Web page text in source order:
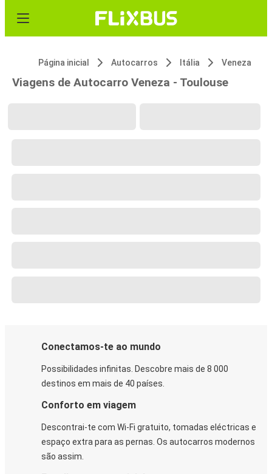
Página inicial Autocarros Itália Veneza
Viagens de Autocarro Veneza - Toulouse
Conectamos-te ao mundo
Possibilidades infinitas. Descobre mais de 8 000
destinos em mais de 40 países.
Conforto em viagem
Descontrai-te com Wi-Fi gratuito, tomadas eléctricas e
espaço extra para as pernas. Os autocarros modernos
são assim.